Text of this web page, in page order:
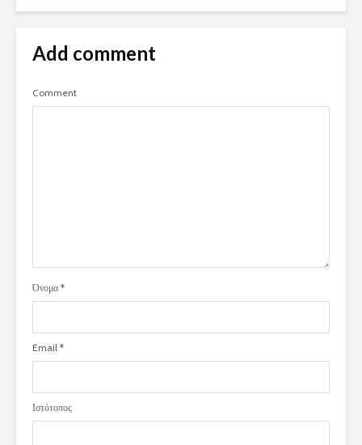
Add comment
Comment
Όνομα *
Email *
Ιστότοπος